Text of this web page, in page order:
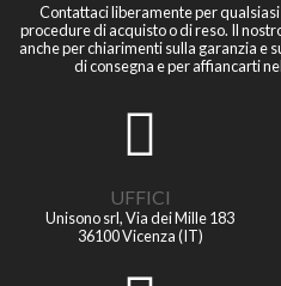
Contattaci liberamente per
procedure di acquisto o di reso. Il
anche per chiarimenti sulla garanzia e
di consegna e per affiancarti
UFFICI
Unisono srl, Via dei Mille 183
36100 Vicenza (IT)